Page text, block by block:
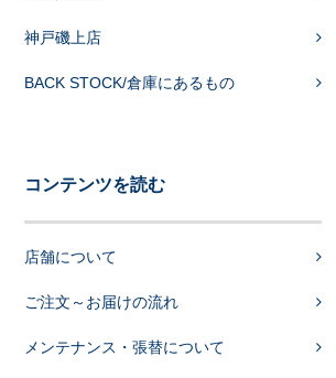
神戸磯上店
BACK STOCK/倉庫にあるもの
コンテンツを読む
店舗について
ご注文～お届けの流れ
メンテナンス・張替について